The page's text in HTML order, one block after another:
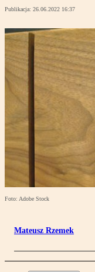
Publikacja: 26.06.2022 16:37
Foto: Adobe Stock
Mateusz Rzemek